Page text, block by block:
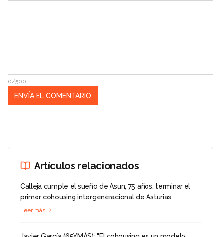
0/500
Artículos relacionados
Calleja cumple el sueño de Asun, 75 años: terminar el
primer cohousing intergeneracional de Asturias
Leer más